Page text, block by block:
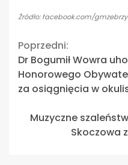
Źródło: facebook.com/
Continue
Reading
Poprzedni:
Dr Bogumił Wowra
Honorowego
za osiągnięcia w
Muzyczne
Skoczowa